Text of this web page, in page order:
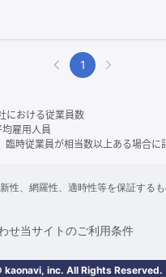
1
における従業員数
雇用人員
時従業員が相当数以上ある場合に
性、網羅性、適時性等を保証する
せ当サイトのご利用条件
kaonavi, inc. All Rights Reserved.